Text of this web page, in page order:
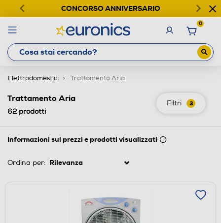
CONCORSO ANNIVERSARIO
0
Elettrodomestici Trattamento Aria
Filtri 3
Trattamento Aria
62prodotti
Informazioni sui prezzi e prodotti visualizzati
Ordina per: